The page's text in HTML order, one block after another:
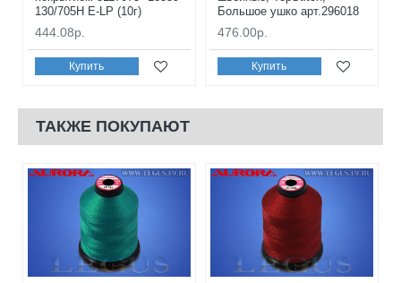
130/705H E-LP (10г)
444.08р.
Купить
Большое ушко арт.296018
476.00р.
Купить
ТАКЖЕ ПОКУПАЮТ